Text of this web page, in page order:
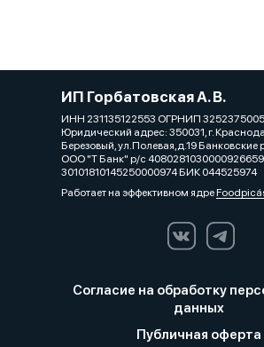
ИП Горбатовская А. В.
ИНН 231135122553 ОГРНИП
Юридический адрес: 350031, г.
Березовый, ул.Полевая,д.19 Банковские
ООО "Т Банк" р/с
30101810145250000974 БИК 044525974
Работает на эффективном ядре
Согласие на обработку
данных
Публичная оферта